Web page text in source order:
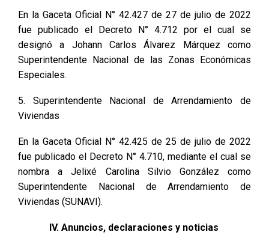
En la Gaceta Oficial N° 42.427 de 27 de julio de 2022
fue publicado el Decreto N° 4.712 por el cual se
designó a Johann Carlos Álvarez Márquez como
Superintendente Nacional de las Zonas Económicas
Especiales.
5. Superintendente Nacional de Arrendamiento de
Viviendas
En la Gaceta Oficial N° 42.425 de 25 de julio de 2022
fue publicado el Decreto N° 4.710, mediante el cual se
nombra a Jelixé Carolina Silvio González como
Superintendente Nacional de Arrendamiento de
Viviendas (SUNAVI).
IV. Anuncios, declaraciones y noticias